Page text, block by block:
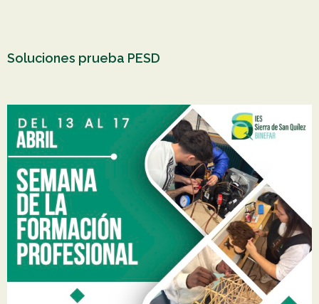
Soluciones prueba PESD